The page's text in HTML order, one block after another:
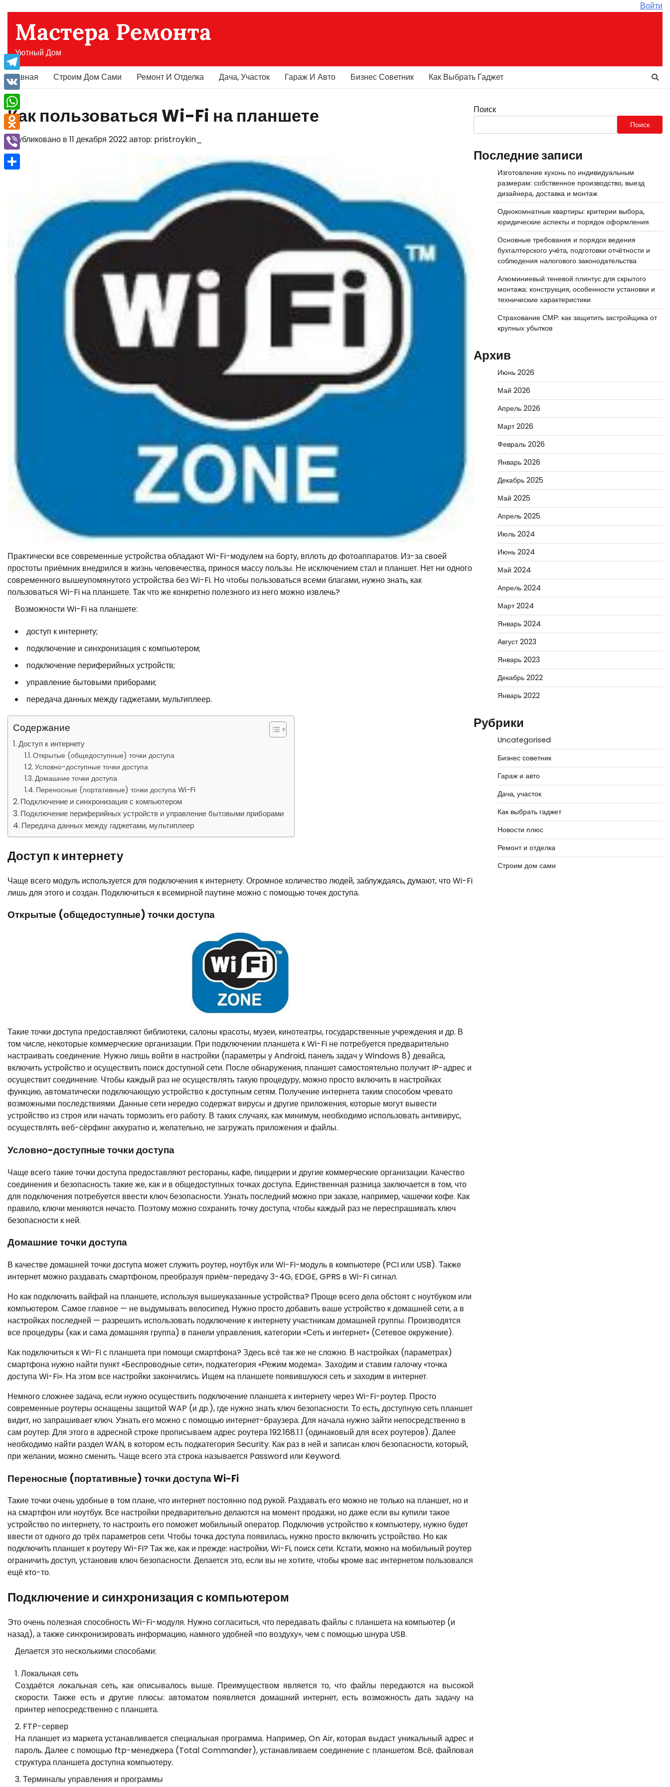
содержимому
Войти
Мастера Ремонта
Уютный Дом
Главная Строим Дом Сами Ремонт И Отделка Дача, Участок Гараж И Авто Бизнес Советник Как Выбрать Гаджет
Как пользоваться Wi-Fi на планшете
Опубликовано в 11 декабря 2022автор: pristroykin_
Практически все современные устройства обладают Wi-Fi-модулем на борту, вплоть до фотоаппаратов. Из-за своей
простоты приёмник внедрился в жизнь человечества, принося массу пользы. Не исключением стал и планшет. Нет ни одного
современного вышеупомянутого устройства без Wi-Fi. Но чтобы пользоваться всеми благами, нужно знать, как
пользоваться Wi-Fi на планшете. Так что же конкретно полезного из него можно извлечь?
Возможности Wi-Fi на планшете:
доступ к интернету;
подключение и синхронизация с компьютером;
подключение периферийных устройств;
управление бытовыми приборами;
передача данных между гаджетами, мультиплеер.
Содержание
Доступ к интернету
Открытые (общедоступные) точки доступа
Условно-доступные точки доступа
Домашние точки доступа
Переносные (портативные) точки доступа Wi-Fi
Подключение и синхронизация с компьютером
Подключение периферийных устройств и управление бытовыми приборами
Передача данных между гаджетами, мультиплеер
Доступ к интернету
Чаще всего модуль используется для подключения к интернету. Огромное количество людей, заблуждаясь, думают, что Wi-Fi
лишь для этого и создан. Подключиться к всемирной паутине можно с помощью точек доступа.
Открытые (общедоступные) точки доступа
Такие точки доступа предоставляют библиотеки, салоны красоты, музеи, кинотеатры, государственные учреждения и др. В
том числе, некоторые коммерческие организации. При подключении планшета к Wi-Fi не потребуется предварительно
настраивать соединение. Нужно лишь войти в настройки (параметры у Android, панель задач у Windows 8) девайса,
включить устройство и осуществить поиск доступной сети. После обнаружения, планшет самостоятельно получит IP-адрес и
осуществит соединение. Чтобы каждый раз не осуществлять такую процедуру, можно просто включить в настройках
функцию, автоматически подключающую устройство к доступным сетям. Получение интернета таким способом чревато
возможными последствиями. Данные сети нередко содержат вирусы и другие приложения, которые могут вывести
устройство из строя или начать тормозить его работу. В таких случаях, как минимум, необходимо использовать антивирус,
осуществлять веб-сёрфинг аккуратно и, желательно, не загружать приложения и файлы.
Условно-доступные точки доступа
Чаще всего такие точки доступа предоставляют рестораны, кафе, пиццерии и другие коммерческие организации. Качество
соединения и безопасность такие же, как и в общедоступных точках доступа. Единственная разница заключается в том, что
для подключения потребуется ввести ключ безопасности. Узнать последний можно при заказе, например, чашечки кофе. Как
правило, ключи меняются нечасто. Поэтому можно сохранить точку доступа, чтобы каждый раз не переспрашивать ключ
безопасности к ней.
Домашние точки доступа
В качестве домашней точки доступа может служить роутер, ноутбук или Wi-Fi-модуль в компьютере (PCI или USB). Также
интернет можно раздавать смартфоном, преобразуя приём-передачу 3-4G, EDGE, GPRS в Wi-Fi сигнал.
Но как подключить вайфай на планшете, используя вышеуказанные устройства? Проще всего дела обстоят с ноутбуком или
компьютером. Самое главное — не выдумывать велосипед. Нужно просто добавить ваше устройство к домашней сети, а в
настройках последней — разрешить использовать подключение к интернету участникам домашней группы. Производятся
все процедуры (как и сама домашняя группа) в панели управления, категории «Сеть и интернет» (Сетевое окружение).
Как подключиться к Wi-Fi с планшета при помощи смартфона? Здесь всё так же не сложно. В настройках (параметрах)
смартфона нужно найти пункт «Беспроводные сети», подкатегория «Режим модема». Заходим и ставим галочку «точка
доступа Wi-Fi». На этом все настройки закончились. Ищем на планшете появившуюся сеть и заходим в интернет.
Немного сложнее задача, если нужно осуществить подключение планшета к интернету через Wi-Fi-роутер. Просто
современные роутеры оснащены защитой WAP (и др.), где нужно знать ключ безопасности. То есть, доступную сеть планшет
видит, но запрашивает ключ. Узнать его можно с помощью интернет-браузера. Для начала нужно зайти непосредственно в
сам роутер. Для этого в адресной строке прописываем адрес роутера 192.168.1.1 (одинаковый для всех роутеров). Далее
необходимо найти раздел WAN, в котором есть подкатегория Security. Как раз в ней и записан ключ безопасности, который,
при желании, можно сменить. Чаще всего эта строка называется Password или Keyword.
Переносные (портативные) точки доступа Wi-Fi
Такие точки очень удобные в том плане, что интернет постоянно под рукой. Раздавать его можно не только на планшет, но и
на смартфон или ноутбук. Все настройки предварительно делаются на момент продажи, но даже если вы купили такое
устройство по интернету, то настроить его поможет мобильный оператор. Подключив устройство к компьютеру, нужно будет
ввести от одного до трёх параметров сети. Чтобы точка доступа появилась, нужно просто включить устройство. Но как
подключить планшет к роутеру Wi-Fi? Так же, как и прежде: настройки, Wi-Fi, поиск сети. Кстати, можно на мобильный роутер
ограничить доступ, установив ключ безопасности. Делается это, если вы не хотите, чтобы кроме вас интернетом пользовался
ещё кто-то.
Подключение и синхронизация с компьютером
Это очень полезная способность Wi-Fi-модуля. Нужно согласиться, что передавать файлы с планшета на компьютер (и
назад), а также синхронизировать информацию, намного удобней «по воздуху», чем с помощью шнура USB.
Делается это несколькими способами:
Локальная сеть
Создаётся локальная сеть, как описывалось выше. Преимуществом является то, что файлы передаются на высокой
скорости. Также есть и другие плюсы: автоматом появляется домашний интернет, есть возможность дать задачу на
принтер непосредственно с планшета.
FTP-сервер
На планшет из маркета устанавливается специальная программа. Например, On Air, которая выдаст уникальный адрес и
пароль. Далее с помощью ftp-менеджера (Total Commander), устанавливаем соединение с планшетом. Всё, файловая
структура планшета доступна компьютеру.
Терминалы управления и программы
Поиск
Поиск
Последние записи
Изготовление кухонь по индивидуальным
размерам: собственное производство, выезд
дизайнера, доставка и монтаж
Однокомнатные квартиры: критерии выбора,
юридические аспекты и порядок оформления
Основные требования и порядок ведения
бухгалтерского учёта, подготовки отчётности и
соблюдения налогового законодательства
Алюминиевый теневой плинтус для скрытого
монтажа: конструкция, особенности установки и
технические характеристики
Страхование СМР: как защитить застройщика от
крупных убытков
Архив
Июнь 2026
Май 2026
Апрель 2026
Март 2026
Февраль 2026
Январь 2026
Декабрь 2025
Май 2025
Апрель 2025
Июль 2024
Июнь 2024
Май 2024
Апрель 2024
Март 2024
Январь 2024
Август 2023
Январь 2023
Декабрь 2022
Январь 2022
Рубрики
Uncategorised
Бизнес советник
Гараж и авто
Дача, участок
Как выбрать гаджет
Новости плюс
Ремонт и отделка
Строим дом сами
Telegram
VK
WhatsApp
Odnoklassniki
Viber